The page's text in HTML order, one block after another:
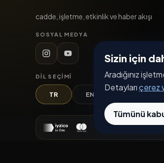
Sizin için
Aradığınız
Detaylarıçerez
Tümünü
cadde, işletme, etkinlik ve haber akışı
SOSYAL MEDYA
DIL SEÇIMI
TR EN DE